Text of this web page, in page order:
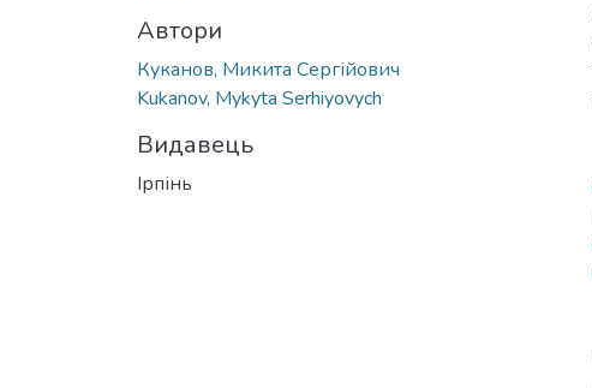
Автори
Куканов, Микита Сергійович
Kukanov, Mykyta Serhiyovych
Видавець
Ірпінь